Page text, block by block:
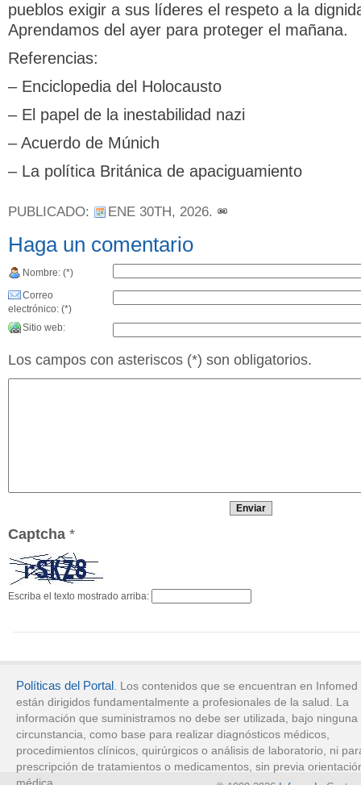
pueblos exigir a sus líderes el respeto a la
Aprendamos del ayer para proteger el mañana.
Referencias:
– Enciclopedia del Holocausto
– El papel de la inestabilidad nazi
– Acuerdo de Múnich
– La política Británica de apaciguamiento
PUBLICADO: ENE 30TH, 2026.
Haga un comentario
Nombre: (*)
Correo
electrónico: (*)
Sitio web:
Los campos con asteriscos (*) son obligatorios.
Captcha *
Escriba el texto mostrado arriba:
Políticas del Portal. Los contenidos que se encuentran en Infomed
están dirigidos fundamentalmente a profesionales de la salud. La
información que suministramos no debe ser utilizada, bajo ninguna
circunstancia, como base para realizar diagnósticos médicos,
procedimientos clínicos, quirúrgicos o análisis de laboratorio, ni
prescripción de tratamientos o medicamentos, sin previa